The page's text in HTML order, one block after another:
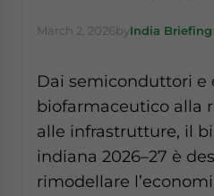
March 2, 2026byIndia Briefing
Dai semiconduttori e
biofarmaceutico alla
alle infrastrutture, il
indiana 2026–27 è
rimodellare